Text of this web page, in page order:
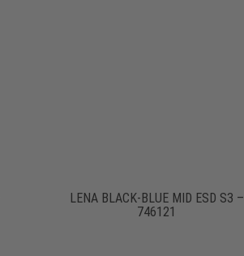
LENA BLACK-BLUE MID ESD S3 –
746121